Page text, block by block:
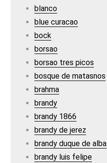
blanco
blue curacao
bock
borsao
borsao tres picos
bosque de matasnos
brahma
brandy
brandy 1866
brandy de jerez
brandy duque de alba
brandy luis felipe